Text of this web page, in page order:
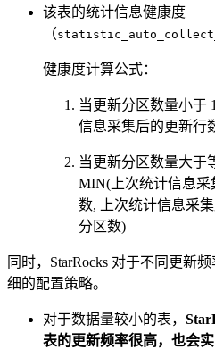
该表的统计信息健康度
（
健康度计算公式：
当更新分区数量小于
信息采集后的更新行
当更新分区数量大于
MIN(上次统计信息
数, 上次统计信息采
分区数)
同时，StarRocks 对于不同更新
细的配置策略。
对于数据量较小的表，
表的更新频率很高，也会